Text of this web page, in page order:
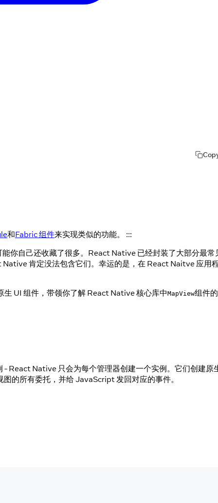
和Fabric 组件来实现类似的功能。 :::
你自己还收藏了很多。React Native 已经封装了大部分最常
肯定没法包含它们。幸运的是，在 React Naitve 应用
UI 组件，带领你了解 React Native 核心库中MapView组件
React Native 只会为每个管理器创建一个实例。它们创建原
图的所有委托，并给 JavaScript 发回对应的事件。